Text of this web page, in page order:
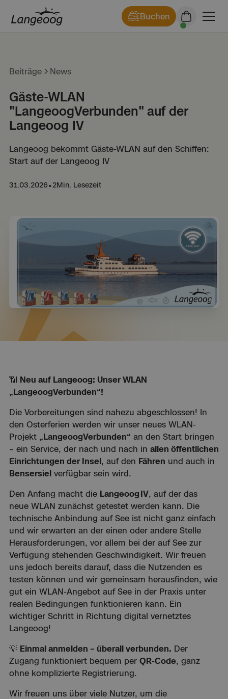
Buchen
Beiträge News
Gäste-WLAN
"LangeoogVerbunden" auf der
Langeoog IV
Langeoog bekommt Gäste-WLAN auf den Schiffen:
Start auf der Langeoog IV
31.03.2026•2Min. Lesezeit
📶 Neu auf Langeoog: Unser WLAN
„LangeoogVerbunden“!
Die Vorbereitungen sind nahezu abgeschlossen! In
den Osterferien werden wir unser neues WLAN-
Projekt „LangeoogVerbunden“ an den Start bringen
– ein Service, der nach und nach in allen öffentlichen
Einrichtungen der Insel, auf den Fähren und auch in
Bensersielverfügbar sein wird.
Den Anfang macht die Langeoog IV, auf der das
neue WLAN zunächst getestet werden kann. Die
technische Anbindung auf See ist nicht ganz einfach
und wir erwarten an der einen oder andere Stelle
Herausforderungen, vor allem bei der auf See zur
Verfügung stehenden Geschwindigkeit. Wir freuen
uns jedoch bereits darauf, dass die Nutzenden es
testen können und wir gemeinsam herausfinden, wie
gut ein WLAN-Angebot auf See in der Praxis unter
realen Bedingungen funktionieren kann. Ein
wichtiger Schritt in Richtung digital vernetztes
Langeoog!
💡 Einmal anmelden – überall verbunden. Der
Zugang funktioniert bequem per QR-Code, ganz
ohne komplizierte Registrierung.
Wir freuen uns über viele Nutzer, um die